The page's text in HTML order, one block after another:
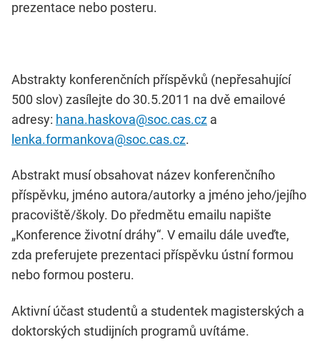
prezentace nebo posteru.
Abstrakty konferenčních příspěvků (nepřesahující
500 slov) zasílejte do 30.5.2011 na dvě emailové
adresy: hana.haskova@soc.cas.cz a
lenka.formankova@soc.cas.cz.
Abstrakt musí obsahovat název konferenčního
příspěvku, jméno autora/autorky a jméno jeho/jejího
pracoviště/školy. Do předmětu emailu napište
„Konference životní dráhy“. V emailu dále uveďte,
zda preferujete prezentaci příspěvku ústní formou
nebo formou posteru.
Aktivní účast studentů a studentek magisterských a
doktorských studijních programů uvítáme.